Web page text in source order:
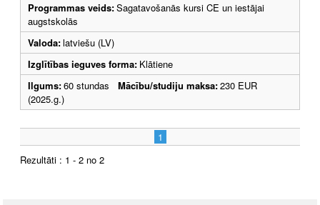
Programmas veids:Sagatavošanās kursi CE un iestājai
augstskolās
Valoda:latviešu (LV)
Izglītības ieguves forma: Klātiene
Ilgums:60 stundas Mācību/studiju maksa:230 EUR
(2025.g.)
1
Rezultāti : 1 - 2 no 2